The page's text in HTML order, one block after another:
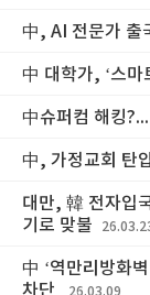
中, AI 전문가 출
中 대학가, ‘스마
中슈퍼컴 해킹
中, 가정교회 탄
대만, 韓 전자입
기로 맞불
中 ‘역만리방화
차단
26.03.09